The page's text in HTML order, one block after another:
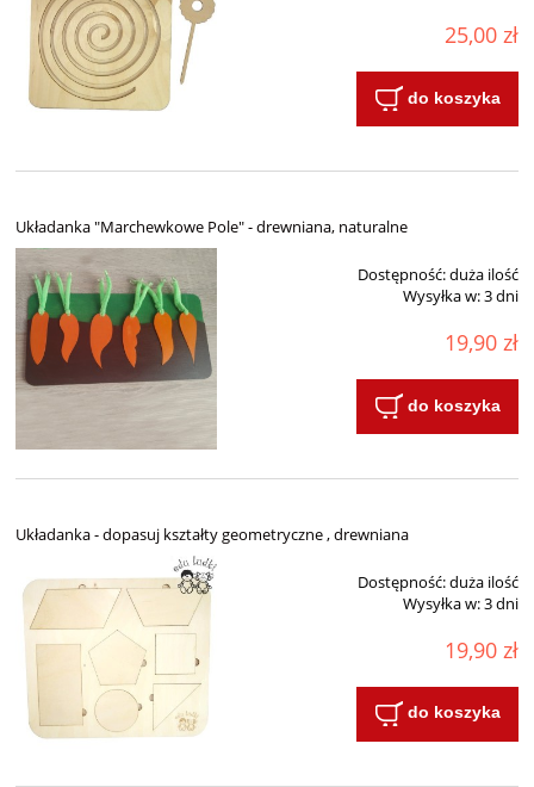
25,00 zł
do koszyka
Układanka "Marchewkowe Pole" - drewniana, naturalne
Dostępność:duża ilość
Wysyłka w:3 dni
19,90 zł
do koszyka
Układanka - dopasuj kształty geometryczne , drewniana
Dostępność:duża ilość
Wysyłka w:3 dni
19,90 zł
do koszyka